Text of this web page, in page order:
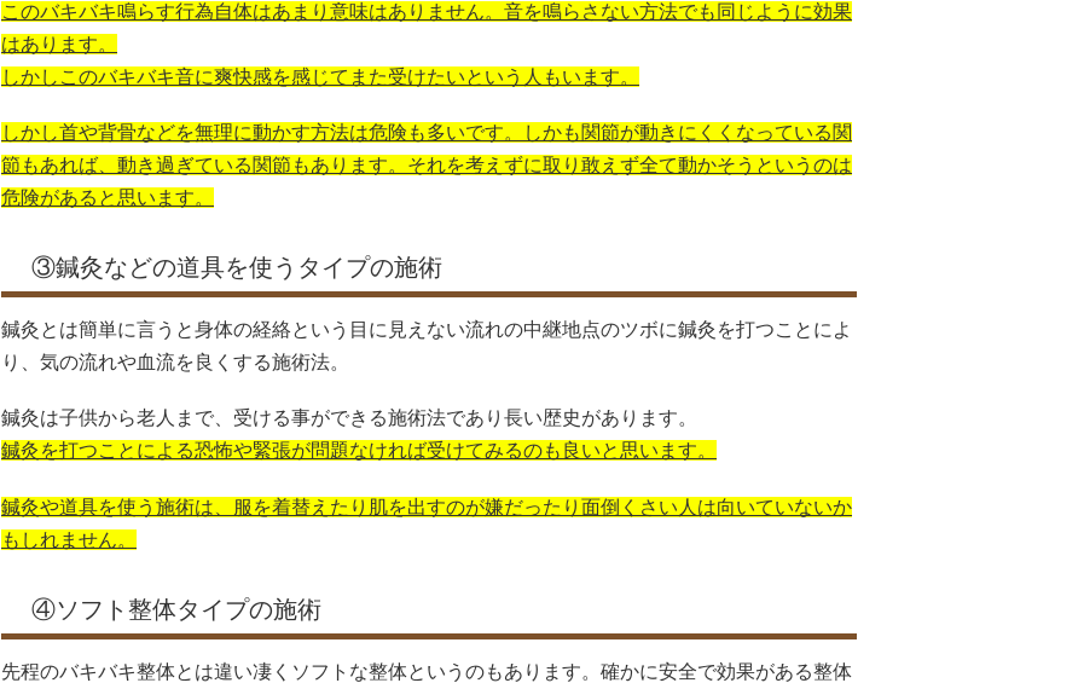
このバキバキ鳴らす行為自体はあまり意味はありません。音を鳴らさない方法でも同じように効果
はあります。
しかしこのバキバキ音に爽快感を感じてまた受けたいという人もいます。
しかし首や背骨などを無理に動かす方法は危険も多いです。しかも関節が動きにくくなっている関
節もあれば、動き過ぎている関節もあります。それを考えずに取り敢えず全て動かそうというのは
危険があると思います。
③鍼灸などの道具を使うタイプの施術
鍼灸とは簡単に言うと身体の経絡という目に見えない流れの中継地点のツボに鍼灸を打つことによ
り、気の流れや血流を良くする施術法。
鍼灸は子供から老人まで、受ける事ができる施術法であり長い歴史があります。
鍼灸を打つことによる恐怖や緊張が問題なければ受けてみるのも良いと思います。
鍼灸や道具を使う施術は、服を着替えたり肌を出すのが嫌だったり面倒くさい人は向いていないか
もしれません。
④ソフト整体タイプの施術
先程のバキバキ整体とは違い凄くソフトな整体というのもあります。確かに安全で効果がある整体